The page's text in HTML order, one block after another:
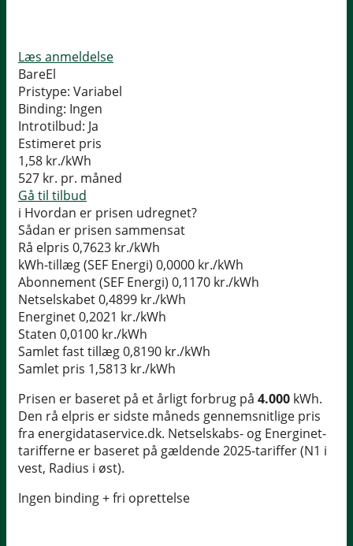
Læs anmeldelse
BareEl
Pristype: Variabel
Binding: Ingen
Introtilbud: Ja
Estimeret pris
1,58 kr./kWh
527 kr. pr. måned
Gå til tilbud
i Hvordan er prisen udregnet?
Sådan er prisen sammensat
Rå elpris 0,7623 kr./kWh
kWh-tillæg (SEF Energi) 0,0000 kr./kWh
Abonnement (SEF Energi) 0,1170 kr./kWh
Netselskabet0,4899 kr./kWh
Energinet0,2021 kr./kWh
Staten 0,0100 kr./kWh
Samlet fast tillæg0,8190 kr./kWh
Samlet pris 1,5813 kr./kWh
Prisen er baseret på et årligt forbrug på 4.000 kWh.
Den rå elpris er sidste måneds gennemsnitlige pris
fra energidataservice.dk. Netselskabs- og Energinet-
tarifferne er baseret på gældende 2025-tariffer (N1 i
vest, Radius i øst).
Ingen binding + fri oprettelse